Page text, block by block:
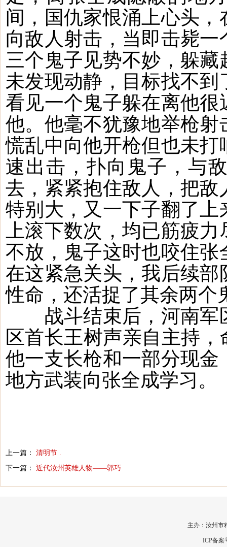
间，国仇家恨涌上心头
向敌人射击，当即击毙
三个鬼子见势不妙，躲
未发现动静，目标找不
看见一个鬼子躲在离他
他。他毫不犹豫地举枪
慌乱中向他开枪但也未
速出击，扑向鬼子，与
去，紧紧抱住敌人，把
特别大，又一下子翻了
上滚下数次，均已筋疲
不放，鬼子这时也咬住
在这紧急关头，我后续
性命，还活捉了其余两个
战斗结束后，河南军
区首长王树声亲自主持
他一支长枪和一部分现
地方武装向张全成学习。
上一篇： 清明节 .
下一篇： 近代汝州英雄人物——郭巧
主办：汝州市
ICP备案